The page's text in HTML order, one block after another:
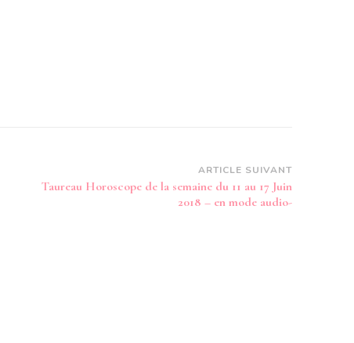
ARTICLE SUIVANT
Taureau Horoscope de la semaine du 11 au 17 Juin
2018 – en mode audio-